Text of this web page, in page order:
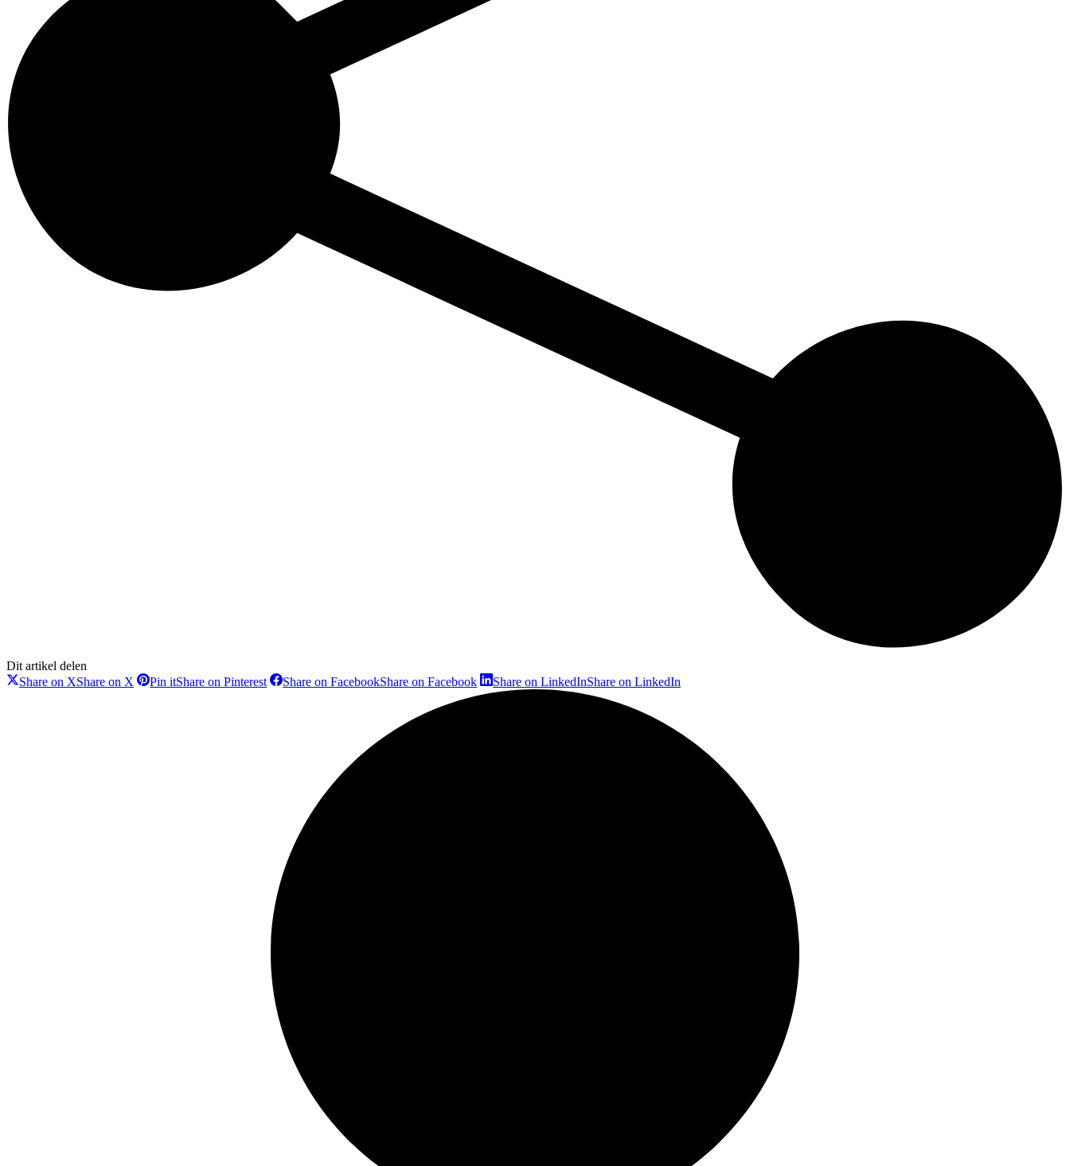
Dit artikel delen
Share on XShare on X Pin itShare on Pinterest Share on FacebookShare on Facebook Share on LinkedInShare on LinkedIn